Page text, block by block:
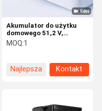
Akumulator do użytku
domowego 51,2 V,
akumulator o dużej
pojemności 5,12 kWh
MOQ:1
Najlepsza
Kontakt